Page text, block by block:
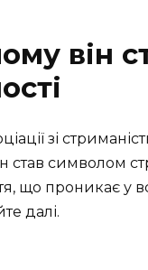
він
зі
став символом
що проникає у
далі.